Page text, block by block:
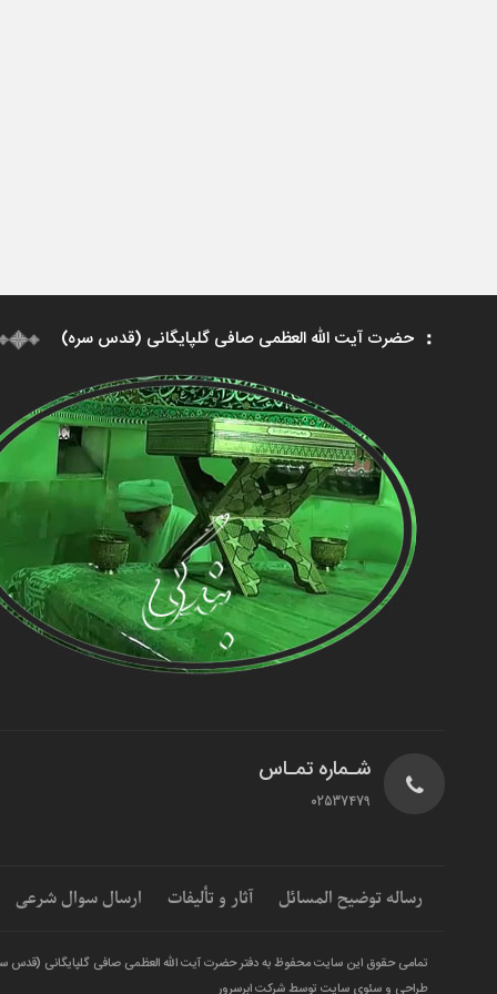
حضرت آیت الله العظمی صافی گلپایگانی (قدس سره)
شـماره تمـاس
02537479
رساله توضیح المسائل آثار و تألیفات ارسال سوال شرعی
تمامی حقوق این سایت محفوظ به دفتر حضرت آیت الله العظمی صافی گلپایگانی (قدس
طراحی و سئوی سایت توسط شرکت ابرسرور